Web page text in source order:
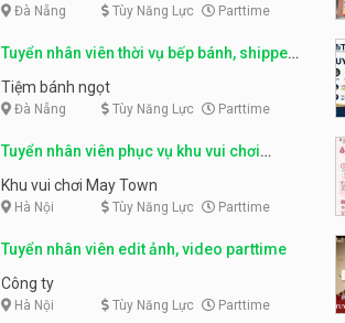
Đà Nẵng Tùy Năng Lực Parttime
Tuyển nhân viên thời vụ bếp bánh, shipper
parttime
Tiệm bánh ngọt
Đà Nẵng Tùy Năng Lực Parttime
Tuyển nhân viên phục vụ khu vui chơi
parttime linh động
Khu vui chơi May Town
Hà Nội Tùy Năng Lực Parttime
Tuyển nhân viên edit ảnh, video parttime
Công ty
Hà Nội Tùy Năng Lực Parttime